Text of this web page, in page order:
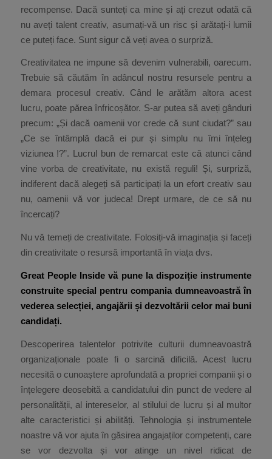
recompense. Dacă sunteți ca mine și ați crezut odată că
nu aveți talent creativ, asumați-vă un risc și arătați-i lumii
ce puteți face. Sunt sigur că veți avea o surpriză.
Creativitatea ne impune să devenim vulnerabili, oarecum.
Trebuie să căutăm în adâncul nostru resursele pentru a
demara procesul creativ. Când le arătăm altora acest
lucru, poate părea înfricoșător. S-ar putea să aveți gânduri
precum: „Și dacă oamenii vor crede că sunt ciudat?” sau
„Ce se întâmplă dacă ei pur și simplu nu îmi înțeleg
viziunea !?”. Lucrul bun de remarcat este că atunci când
vine vorba de creativitate, nu există reguli! Și, surpriză,
indiferent dacă alegeți să participați la un efort creativ sau
nu, oamenii vă vor judeca! Drept urmare, de ce să nu
încercați?
Nu vă temeți de creativitate. Folosiți-vă imaginația și faceți
din creativitate o resursă importantă în viața dvs.
Great People Inside vă pune la dispoziție instrumente
construite special pentru compania dumneavoastră în
vederea selecției, angajării și dezvoltării celor mai buni
candidați.
Descoperirea talentelor potrivite culturii dumneavoastră
organizaționale poate fi o sarcină dificilă. Acest lucru
necesită o cunoaștere aprofundată a propriei companii și o
înțelegere deosebită a candidatului din punct de vedere al
personalității, al intereselor, al stilului de lucru și al multor
alte caracteristici și abilități. Tehnologia și instrumentele
noastre vă vor ajuta în găsirea angajaților competenți, care
se vor dezvolta și vor atinge un nivel ridicat de